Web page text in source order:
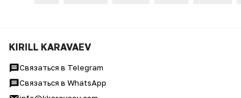
KIRILL KARAVAEV
Связаться в Telegram
Связаться в WhatsApp